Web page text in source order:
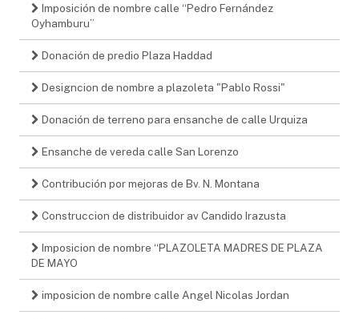
Imposición de nombre calle “Pedro Fernández
Oyhamburu”
Donación de predio Plaza Haddad
Designcion de nombre a plazoleta "Pablo Rossi"
Donación de terreno para ensanche de calle Urquiza
Ensanche de vereda calle San Lorenzo
Contribución por mejoras de Bv. N. Montana
Construccion de distribuidor av Candido Irazusta
Imposicion de nombre “PLAZOLETA MADRES DE PLAZA
DE MAYO
imposicion de nombre calle Angel Nicolas Jordan